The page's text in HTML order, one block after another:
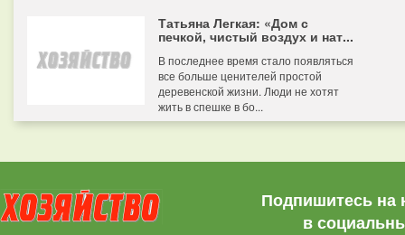
Татьяна Легкая: «Дом с
печкой, чистый воздух и нат...
В последнее время стало появляться
все больше ценителей простой
деревенской жизни. Люди не хотят
жить в спешке в бо...
Подпишитесь на
в